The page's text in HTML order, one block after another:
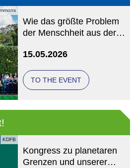
Wie das größte Problem
der Menschheit aus der
(KATHOLIKENTAG
15.05.2026
TO THE EVENT
KDFB
Kongress zu planetaren
Grenzen und unserer